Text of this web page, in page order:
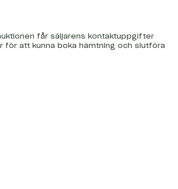
får säljarens kontaktuppgifter
att kunna boka hämtning och slutföra